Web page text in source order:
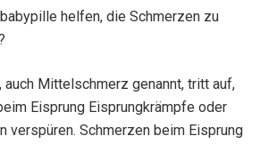
helfen, die Schmerzen zu
auch Mittelschmerz genannt, tritt auf,
Eisprung Eisprungkrämpfe oder
verspüren. Schmerzen beim Eisprung